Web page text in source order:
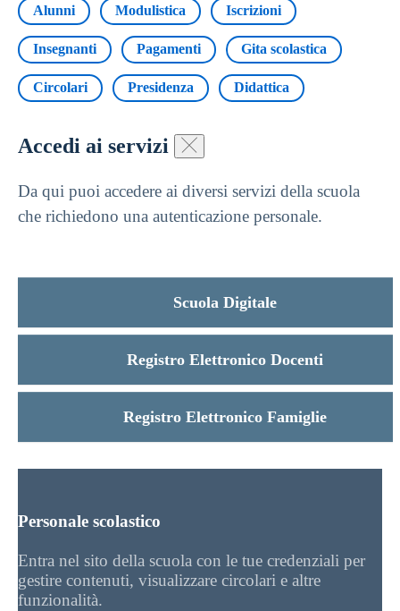
Alunni Modulistica Iscrizioni
Insegnanti Pagamenti Gita scolastica
Circolari Presidenza Didattica
Accedi ai servizi
Da qui puoi accedere ai diversi servizi della scuola
che richiedono una autenticazione personale.
Scuola Digitale
Registro Elettronico Docenti
Registro Elettronico Famiglie
Personale scolastico
Entra nel sito della scuola con le tue credenziali per
gestire contenuti, visualizzare circolari e altre
funzionalità.